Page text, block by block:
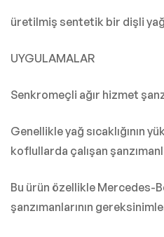
üretilmiş sentetik bir dişli
UYGULAMALAR
Senkromeçli ağır hizmet
Genellikle yağ sıcaklığının
koflullarda çalışan
Bu ürün özellikle Mercedes-
şanzımanlarının